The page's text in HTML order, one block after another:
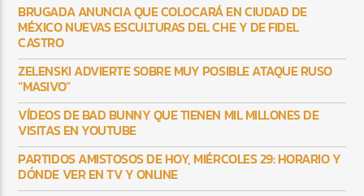
BRUGADA ANUNCIA QUE COLOCARÁ EN CIUDAD DE
MÉXICO NUEVAS ESCULTURAS DEL CHE Y DE FIDEL
CASTRO
ZELENSKI ADVIERTE SOBRE MUY POSIBLE ATAQUE RUSO
“MASIVO”
VÍDEOS DE BAD BUNNY QUE TIENEN MIL MILLONES DE
VISITAS EN YOUTUBE
PARTIDOS AMISTOSOS DE HOY, MIÉRCOLES 29: HORARIO Y
DÓNDE VER EN TV Y ONLINE